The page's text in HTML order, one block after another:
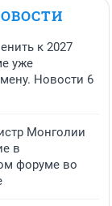
к 2027
уже
Новости 6
Монголии
в
форуме во